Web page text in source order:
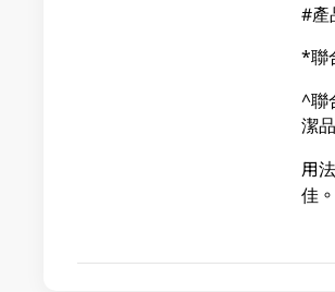
#產
*聯
^聯
潔
用
佳。